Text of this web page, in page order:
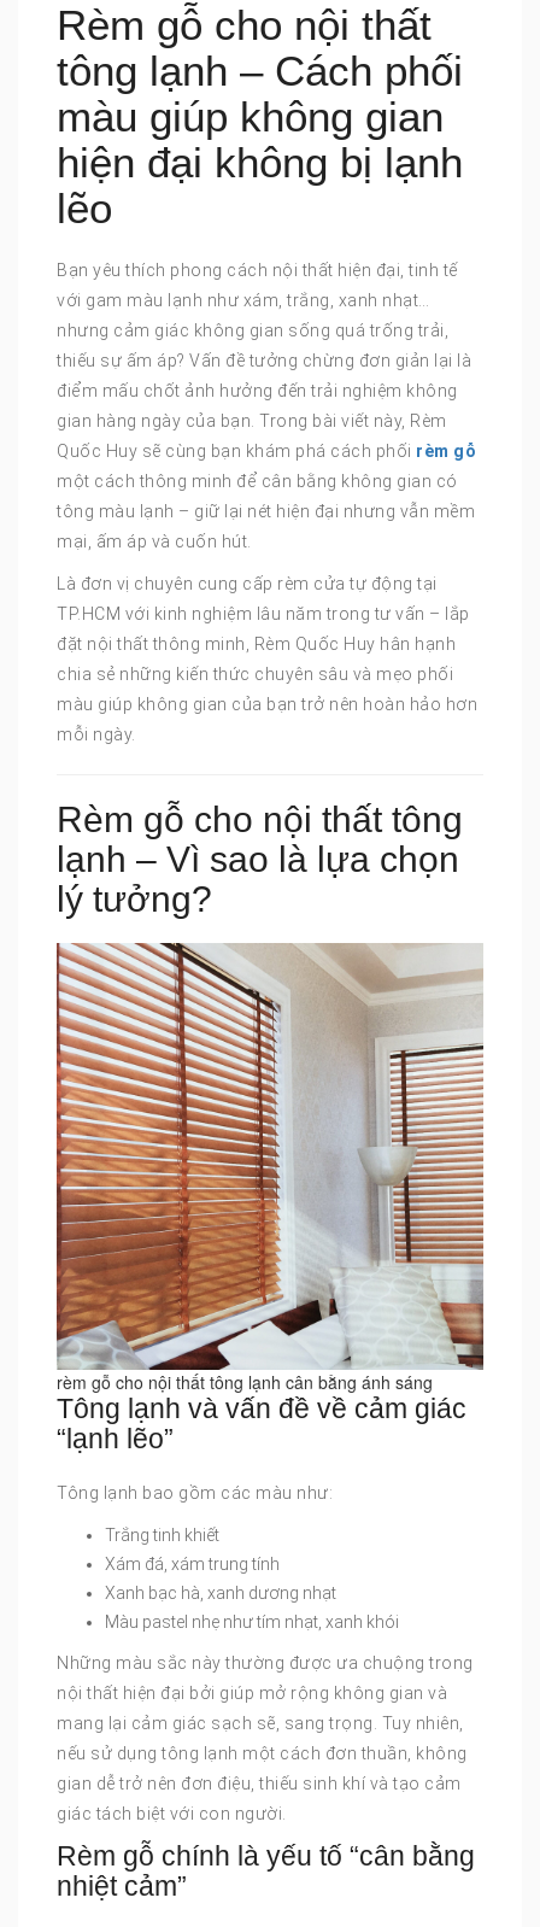
Rèm gỗ cho nội thất
tông lạnh – Cách phối
màu giúp không gian
hiện đại không bị lạnh
lẽo
Bạn yêu thích phong cách nội thất hiện đại, tinh tế
với gam màu lạnh như xám, trắng, xanh nhạt…
nhưng cảm giác không gian sống quá trống trải,
thiếu sự ấm áp? Vấn đề tưởng chừng đơn giản lại là
điểm mấu chốt ảnh hưởng đến trải nghiệm không
gian hàng ngày của bạn. Trong bài viết này, Rèm
Quốc Huy sẽ cùng bạn khám phá cách phối rèm gỗ
một cách thông minh để cân bằng không gian có
tông màu lạnh – giữ lại nét hiện đại nhưng vẫn mềm
mại, ấm áp và cuốn hút.
Là đơn vị chuyên cung cấp rèm cửa tự động tại
TP.HCM với kinh nghiệm lâu năm trong tư vấn – lắp
đặt nội thất thông minh, Rèm Quốc Huy hân hạnh
chia sẻ những kiến thức chuyên sâu và mẹo phối
màu giúp không gian của bạn trở nên hoàn hảo hơn
mỗi ngày.
Rèm gỗ cho nội thất tông
lạnh – Vì sao là lựa chọn
lý tưởng?
rèm gỗ cho nội thất tông lạnh cân bằng ánh sáng
Tông lạnh và vấn đề về cảm giác
“lạnh lẽo”
Tông lạnh bao gồm các màu như:
Trắng tinh khiết
Xám đá, xám trung tính
Xanh bạc hà, xanh dương nhạt
Màu pastel nhẹ như tím nhạt, xanh khói
Những màu sắc này thường được ưa chuộng trong
nội thất hiện đại bởi giúp mở rộng không gian và
mang lại cảm giác sạch sẽ, sang trọng. Tuy nhiên,
nếu sử dụng tông lạnh một cách đơn thuần, không
gian dễ trở nên đơn điệu, thiếu sinh khí và tạo cảm
giác tách biệt với con người.
Rèm gỗ chính là yếu tố “cân bằng
nhiệt cảm”